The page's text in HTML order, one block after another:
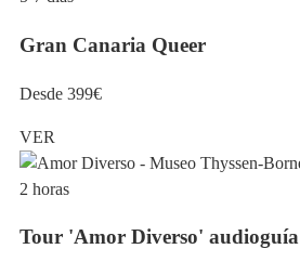
Gran Canaria Queer
Desde 399€
VER
2 horas
Tour 'Amor Diverso' audioguía